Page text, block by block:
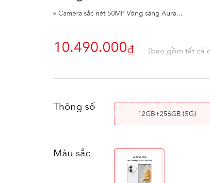
Camera sắc nét 50MP Vòng sáng Aura 3.0 Pin 5500mAh
10.490.000₫ (bao gồm tất cả
Thông số
12GB+256GB (5G)
Màu sắc